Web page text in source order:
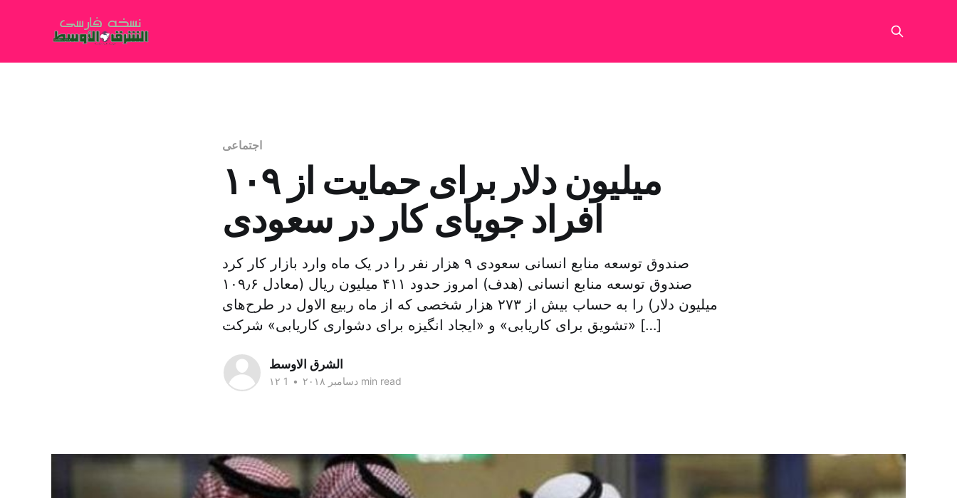
اجتماعی
۱۰۹ میلیون دلار برای حمایت از
افراد جویای کار در سعودی
صندوق توسعه منابع انسانی سعودی ۹ هزار نفر را در یک ماه وارد بازار کار کرد
صندوق توسعه منابع انسانی (هدف) امروز حدود ۴۱۱ میلیون ریال (معادل ۱۰۹٫۶
میلیون دلار) را به حساب بیش از ۲۷۳ هزار شخصی که از ماه ربیع الاول در طرح‌های
«تشویق برای کاریابی» و «ایجاد انگیزه برای دشواری کاریابی» شرکت […]
الشرق الاوسط
۱۲ دسامبر ۲۰۱۸ • 1 min read